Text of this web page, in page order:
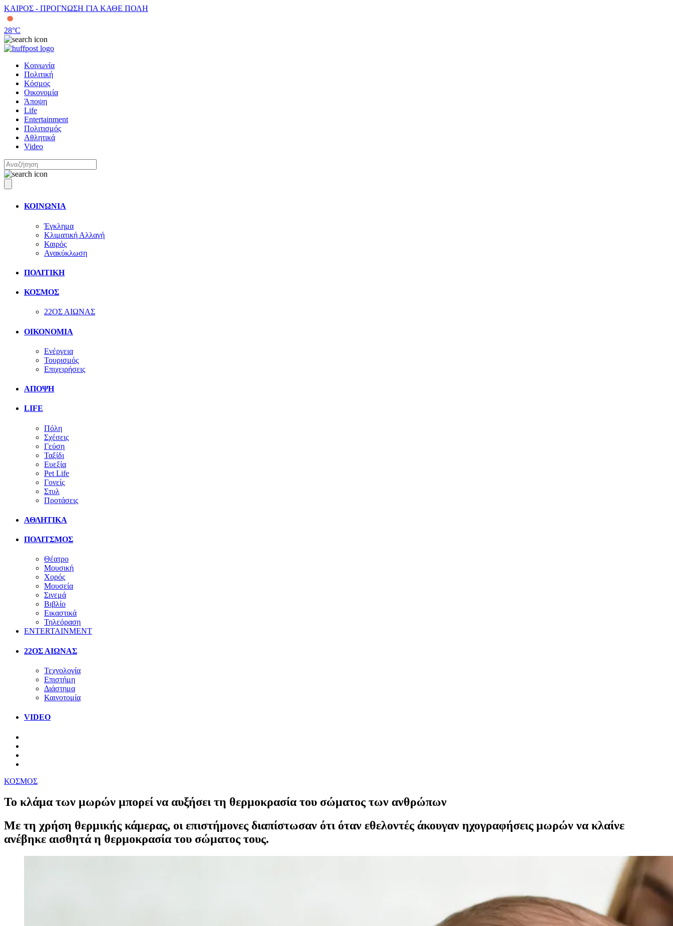
ΚΑΙΡΟΣ - ΠΡΟΓΝΩΣΗ ΓΙΑ ΚΑΘΕ ΠΟΛΗ
28°C
Κοινωνία
Πολιτική
Κόσμος
Οικονομία
Άποψη
Life
Entertainment
Πολιτισμός
Αθλητικά
Video
ΚΟΙΝΩΝΙΑ
Έγκλημα
Κλιματική Αλλαγή
Καιρός
Ανακύκλωση
ΠΟΛΙΤΙΚΗ
ΚΟΣΜΟΣ
22ΟΣ ΑΙΩΝΑΣ
ΟΙΚΟΝΟΜΙΑ
Ενέργεια
Τουρισμός
Επιχειρήσεις
ΑΠΟΨΗ
LIFE
Πόλη
Σχέσεις
Γεύση
Ταξίδι
Ευεξία
Pet Life
Γονείς
Στυλ
Προτάσεις
ΑΘΛΗΤΙΚΑ
ΠΟΛΙΤΣΜΟΣ
Θέατρο
Μουσική
Χορός
Μουσεία
Σινεμά
Βιβλίο
Εικαστικά
Τηλεόραση
ENTERTAINMENT
22ΟΣ ΑΙΩΝΑΣ
Τεχνολογία
Επιστήμη
Διάστημα
Καινοτομία
VIDEO
ΚΟΣΜΟΣ
Το κλάμα των μωρών μπορεί να αυξήσει τη θερμοκρασία του σώματος των ανθρώπων
Με τη χρήση θερμικής κάμερας, οι επιστήμονες διαπίστωσαν ότι όταν εθελοντές άκουγαν ηχογραφήσεις μωρών να κλαίνε
ανέβηκε αισθητά η θερμοκρασία του σώματος τους.